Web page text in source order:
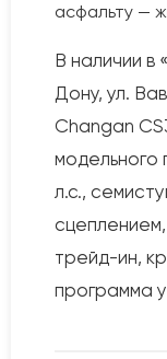
асфальту —
В наличии в
Дону, ул.
Changan
модельного
л.с.,
трейд-ин,
программа